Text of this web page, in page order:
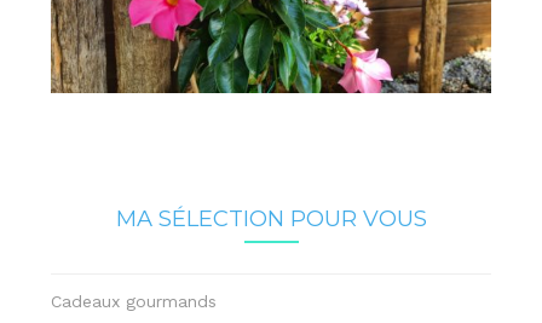
MA SÉLECTION POUR VOUS
Cadeaux gourmands